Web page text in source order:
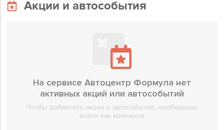
Акции и автособытия
На сервисе Автоцентр Формула нет
активных акций или автособытий
Чтобы добавлять акции и автособытия, необходимо
войти как компания